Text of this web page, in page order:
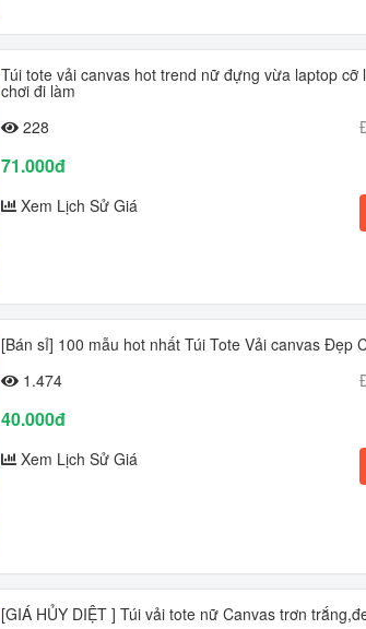
Túi tote vải canvas hot trend nữ đựng vừa laptop
chơi đi làm
228
71.000đ
Xem Lịch Sử Giá
[Bán sỉ] 100 mẫu hot nhất Túi Tote Vải canvas Đẹp
1.474
40.000đ
Xem Lịch Sử Giá
[GIÁ HỦY DIỆT ] Túi vải tote nữ Canvas trơn